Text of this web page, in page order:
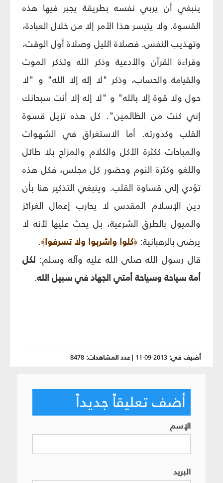
ينبغي أن يربي نفسه بطريقة يجبر فيها هذه
القسوة. ولا يتيسر هذا الأمر إلا من خلال العبادة،
وتهذيب النفس. فصلاة الليل وصلاة أول الوقت،
وقراءة القرآن والأدعية وذكر الله وتذكر الموت
والقيامة والحساب، وذكر "لا إله إلا الله" و "لا
حول ولا قوة إلا بالله" و "لا إله إلا أنت سبحانك
إني كنت من الظالمين". كل هذه تزيل قسوة
القلب وكدورته. أما الاستغراق في الشهوات
والمباحات ككثرة الأكل والكلام والمزاح بلا طائل
واللغو وكثرة النوم وحضور كل مجلس، فكل هذه
تؤدي إلى قساوة القلب. وينبغي التذكير هنا بأن
دين الإسلام المقدس لا يحارب إعمال الغرائز
والميول بالطرق الشرعية، بل يحث عليها لأنه لا
يرضى بالرهبانية: ﴿كلوا واشربوا ولا تسرفوا﴾.
قال رسول الله صلى الله عليه وآله وسلم: لكل
أمة سياحة وسياحة أمتي الجهاد في سبيل الله.
أضيف في: 2013-09-11
|عدد المشاهدات: 8478
أضف تعليقاً جديداً
الإسم
البريد